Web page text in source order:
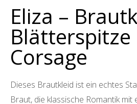
Eliza –
Blätterspitze
Corsage
Dieses Brautkleid ist ein echtes
Braut, die klassische Romantik mit